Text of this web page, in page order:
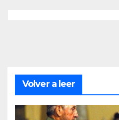
Volver a leer